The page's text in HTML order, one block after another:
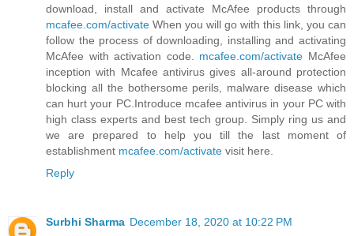
download, install and activate McAfee products through
mcafee.com/activate When you will go with this link, you can
follow the process of downloading, installing and activating
McAfee with activation code. mcafee.com/activate McAfee
inception with Mcafee antivirus gives all-around protection
blocking all the bothersome perils, malware disease which
can hurt your PC.Introduce mcafee antivirus in your PC with
high class experts and best tech group. Simply ring us and
we are prepared to help you till the last moment of
establishment mcafee.com/activate visit here.
Reply
Surbhi Sharma December 18, 2020 at 10:22 PM